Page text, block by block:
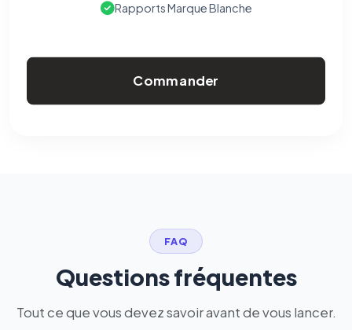
Rapports Marque Blanche
Commander
FAQ
Questions fréquentes
Tout ce que vous devez savoir avant de vous lancer.